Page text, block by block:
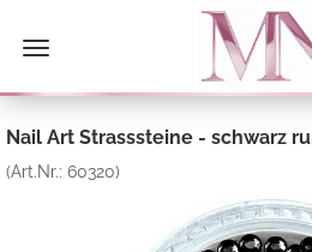
Nail Art Strasssteine - schwarz
(Art.Nr.: 60320)